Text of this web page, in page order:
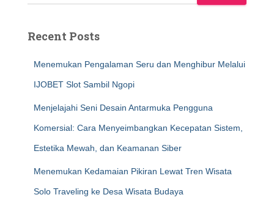
Recent Posts
Menemukan Pengalaman Seru dan Menghibur Melalui
IJOBET Slot Sambil Ngopi
Menjelajahi Seni Desain Antarmuka Pengguna
Komersial: Cara Menyeimbangkan Kecepatan Sistem,
Estetika Mewah, dan Keamanan Siber
Menemukan Kedamaian Pikiran Lewat Tren Wisata
Solo Traveling ke Desa Wisata Budaya